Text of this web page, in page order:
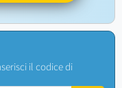
il codice di